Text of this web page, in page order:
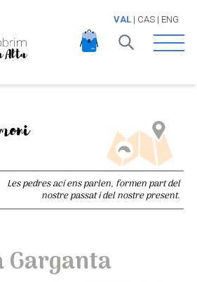
VAL| CAS| ENG
Open
Les pedres ací ens parlen, formen part del
nostre passat i del nostre present.
Garganta